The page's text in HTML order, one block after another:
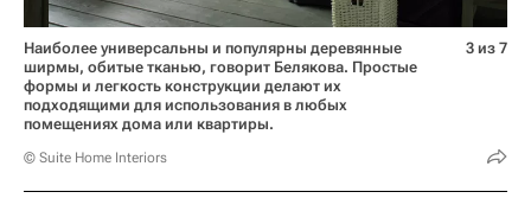
Наиболее универсальны и популярны деревянные
ширмы, обитые тканью, говорит Белякова. Простые
формы и легкость конструкции делают их
подходящими для использования в любых
помещениях дома или квартиры.
© Suite Home Interiors
3 из 7